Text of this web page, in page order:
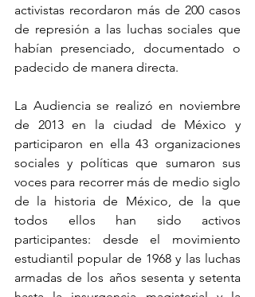
activistas recordaron más de 200 casos
de represión a las luchas sociales que
habían presenciado, documentado o
padecido de manera directa.
La Audiencia se realizó en noviembre
de 2013 en la ciudad de México y
participaron en ella 43 organizaciones
sociales y políticas que sumaron sus
voces para recorrer más de medio siglo
de la historia de México, de la que
todos ellos han sido activos
participantes: desde el movimiento
estudiantil popular de 1968 y las luchas
armadas de los años sesenta y setenta